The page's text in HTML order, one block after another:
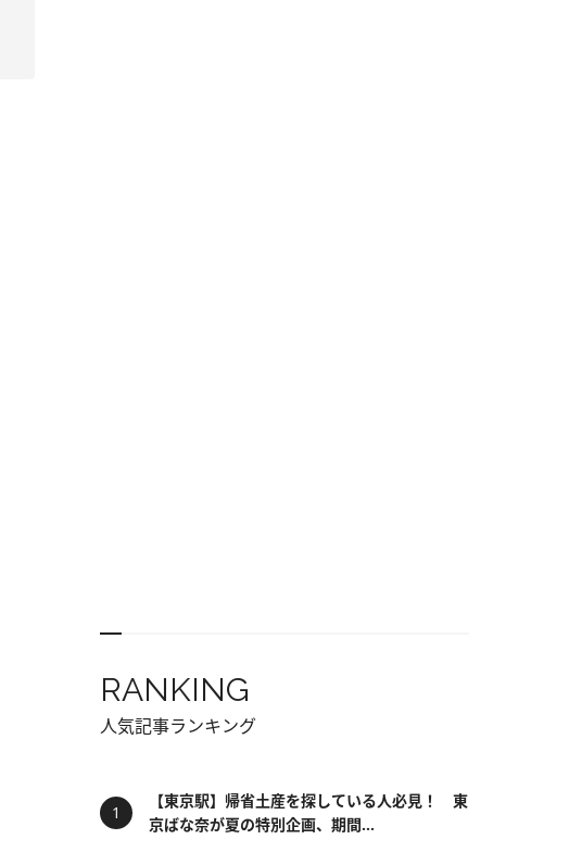
RANKING
人気記事ランキング
【東京駅】帰省土産を探している人必見！ 東
京ばな奈が夏の特別企画、期間...